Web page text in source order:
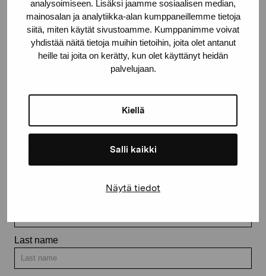
analysoimiseen. Lisäksi jaamme sosiaalisen median,
mainosalan ja analytiikka-alan kumppaneillemme tietoja
siitä, miten käytät sivustoamme. Kumppanimme voivat
yhdistää näitä tietoja muihin tietoihin, joita olet antanut
heille tai joita on kerätty, kun olet käyttänyt heidän
palvelujaan.
Kiellä
Salli kaikki
Näytä tiedot
Stay up-to-date on our
exhibitions and events
Last name